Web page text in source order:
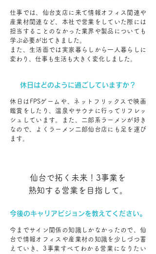
仕事では、仙台支店に来て情報オフィス関連や
産業材関連など、本社で営業をしていた際には
担当することのなかった業界や製品についても
学ぶ必要が出てきました。
また、生活面では実家暮らしから一人暮らしに
変わり、仕事も生活も大きく変化しました。
休日はどのように過ごしていますか？
休日はFPSゲームや、ネットフリックスで映画
鑑賞をしたり、温泉やサウナに行ってリフレッ
シュしています。また、二郎系ラーメンが好き
なので、よくラーメン二郎仙台店にも足を運び
ます。
仙台で拓く未来！3事業を
熟知する営業を目指して。
今後のキャリアビジョンを教えてください。
今までサイン関係の知識しかなかったので、仙
台で情報オフィスや産業材の知識を少しづつ蓄
えていき、3事業すべてわかる営業になりたい